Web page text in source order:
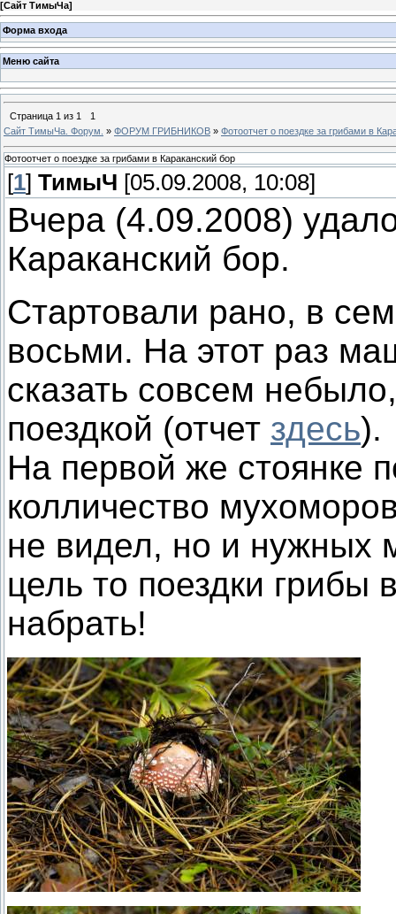
[Сайт ТимыЧа]
Форма входа
Меню сайта
Страница 1 из 1
1
Сайт ТимыЧа. Форум. » ФОРУМ ГРИБНИКОВ » Фотоотчет о поездке за грибами в
Фотоотчет о поездке за грибами в Караканский бор
[1] ТимыЧ [05.09.2008, 10:08]
Вчера (4.09.2008)
Караканский бор.
Стартовали рано, в
восьми. На этот раз
сказать совсем
поездкой (отчет здесь).
На первой же стоянке
колличество
не видел, но и нужных
цель то поездки грибы
набрать!